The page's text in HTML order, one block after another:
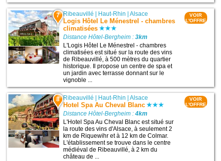
7 Ribeauvillé Haut-Rhin |Alsace
Logis Hôtel Le Ménestrel - chambres
climatisées
Distance Hôtel-Bergheim :3km
L'Logis Hôtel Le Ménestrel - chambres
climatisées est situé sur la route des vins
de Ribeauvillé, à 500 mètres du quartier
historique. Il propose un centre de spa et
un jardin avec terrasse donnant sur le
vignoble ...
VOIR
L'OFFRE
8 Ribeauvillé Haut-Rhin |Alsace
Hotel Spa Au Cheval Blanc
Distance Hôtel-Bergheim :4km
L'Hotel Spa Au Cheval Blanc est situé sur
la route des vins d'Alsace, à seulement 2
km de Riquewihr et à 12 km de Colmar.
L'établissement se trouve dans le centre
médiéval de Ribeauvillé, à 2 km du
château de ...
VOIR
L'OFFRE